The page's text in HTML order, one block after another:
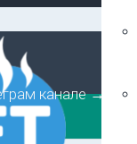
канале →